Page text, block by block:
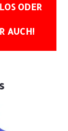
ODER
AUCH!